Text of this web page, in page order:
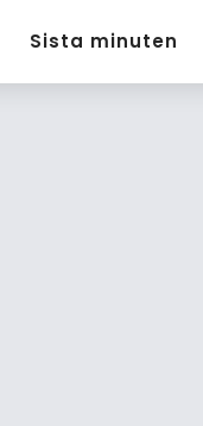
Sista minuten